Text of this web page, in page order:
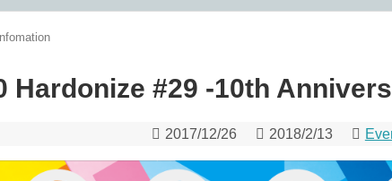
Hardonize #29 -10th
2017/12/26 2018/2/13